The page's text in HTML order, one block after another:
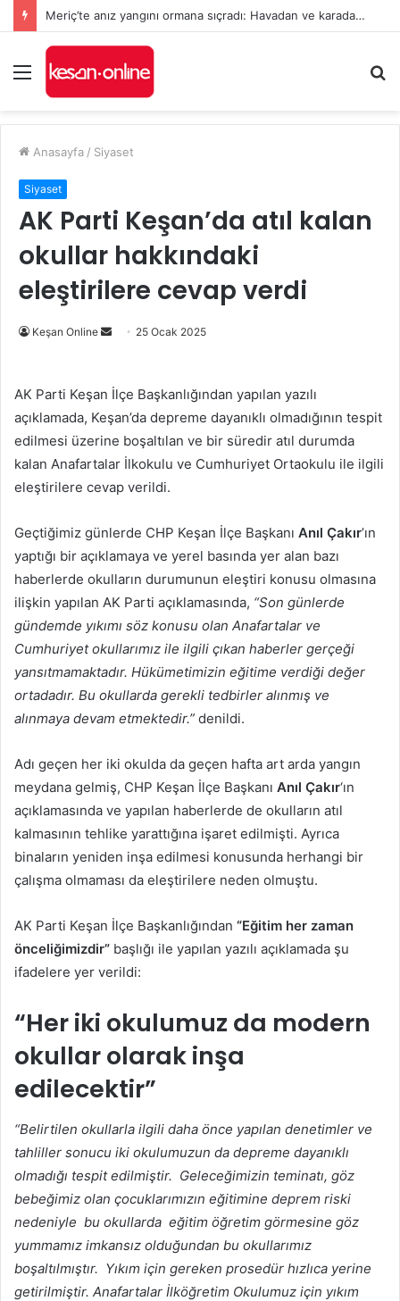
Meriç’te anız yangını ormana sıçradı: Havadan ve karadan müdahale sürüyor
Menü
...
Anasayfa / Siyaset
Siyaset
AK Parti Keşan’da atıl kalan
okullar hakkındaki
eleştirilere cevap verdi
Keşan Online
Bir
göndermek
25 Ocak 2025
AK Parti Keşan İlçe Başkanlığından yapılan yazılı
açıklamada, Keşan’da depreme dayanıklı olmadığının tespit
edilmesi üzerine boşaltılan ve bir süredir atıl durumda
kalan Anafartalar İlkokulu ve Cumhuriyet Ortaokulu ile ilgili
eleştirilere cevap verildi.
Geçtiğimiz günlerde CHP Keşan İlçe Başkanı Anıl Çakır’ın
yaptığı bir açıklamaya ve yerel basında yer alan bazı
haberlerde okulların durumunun eleştiri konusu olmasına
ilişkin yapılan AK Parti açıklamasında, “Son günlerde
gündemde yıkımı söz konusu olan Anafartalar ve
Cumhuriyet okullarımız ile ilgili çıkan haberler gerçeği
yansıtmamaktadır. Hükümetimizin eğitime verdiği değer
ortadadır. Bu okullarda gerekli tedbirler alınmış ve
alınmaya devam etmektedir.” denildi.
Adı geçen her iki okulda da geçen hafta art arda yangın
meydana gelmiş, CHP Keşan İlçe Başkanı Anıl Çakır‘ın
açıklamasında ve yapılan haberlerde de okulların atıl
kalmasının tehlike yarattığına işaret edilmişti. Ayrıca
binaların yeniden inşa edilmesi konusunda herhangi bir
çalışma olmaması da eleştirilere neden olmuştu.
AK Parti Keşan İlçe Başkanlığından “Eğitim her zaman
önceliğimizdir” başlığı ile yapılan yazılı açıklamada şu
ifadelere yer verildi:
“Her iki okulumuz da modern
okullar olarak inşa
edilecektir”
“Belirtilen okullarla ilgili daha önce yapılan denetimler ve
tahliller sonucu iki okulumuzun da depreme dayanıklı
olmadığı tespit edilmiştir. Geleceğimizin teminatı, göz
bebeğimiz olan çocuklarımızın eğitimine deprem riski
nedeniyle bu okullarda eğitim öğretim görmesine göz
yummamız imkansız olduğundan bu okullarımız
boşaltılmıştır. Yıkım için gereken prosedür hızlıca yerine
getirilmiştir. Anafartalar İlköğretim Okulumuz için yıkım